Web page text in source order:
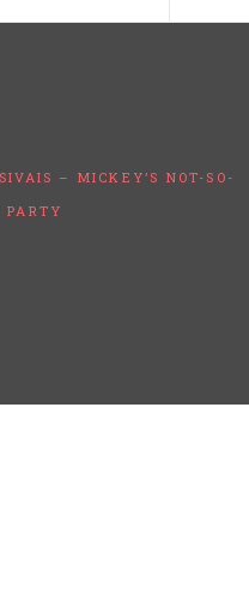
– MICKEY’S NOT-SO-
PARTY